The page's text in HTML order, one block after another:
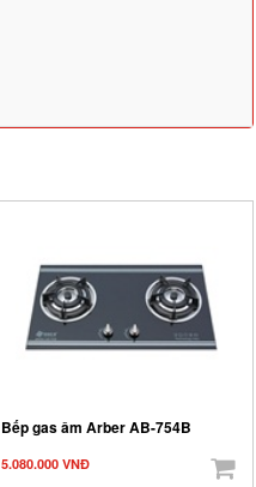
Bếp gas âm Arber AB-754B
5.080.000 VNĐ